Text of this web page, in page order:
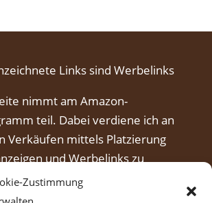
Zustimmung
Links sind Werbelinks
nimmt am Amazon-
teil. Dabei verdiene ich an
Verkäufen mittels Platzierung
und Werbelinks zu